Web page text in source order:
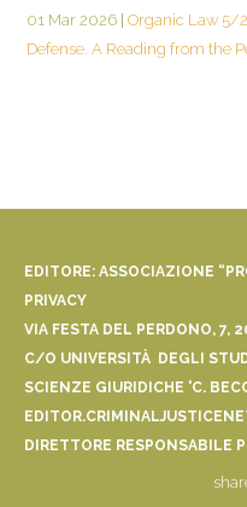
01 Mar 2026 Organic Law 5/
Defense. A Reading from the
EDITORE: ASSOCIAZIONE
PRIVACY
VIA FESTA DEL PERDONO, 7,
C/O UNIVERSITÀ DEGLI
SCIENZE GIURIDICHE 'C.
DIRETTORE RESPONSABILE